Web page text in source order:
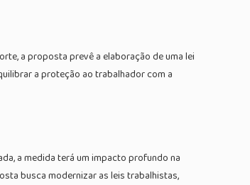
a proposta prevê a elaboração de uma lei
a proteção ao trabalhador com a
a medida terá um impacto profundo na
busca modernizar as leis trabalhistas,